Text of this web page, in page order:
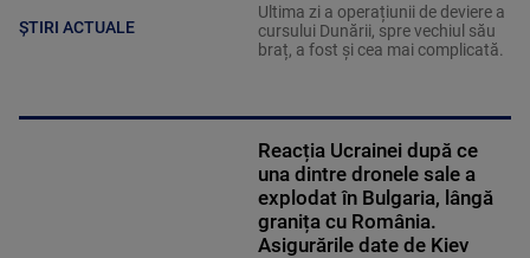
ȘTIRI ACTUALE
Ultima zi a operațiunii de deviere a
cursului Dunării, spre vechiul său
braț, a fost și cea mai complicată.
Reacția Ucrainei după ce
una dintre dronele sale a
explodat în Bulgaria, lângă
granița cu România.
Asigurările date de Kiev